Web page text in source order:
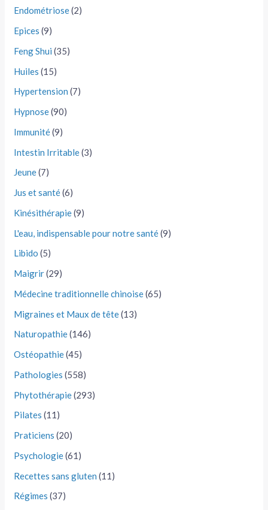
Endométriose(2)
Epices (9)
Feng Shui (35)
Huiles (15)
Hypertension (7)
Hypnose(90)
Immunité(9)
Intestin Irritable(3)
Jeune(7)
Jus et santé(6)
Kinésithérapie(9)
L'eau, indispensable pour notre santé(9)
Libido (5)
Maigrir(29)
Médecine traditionnelle chinoise(65)
Migraines et Maux de tête(13)
Naturopathie(146)
Ostéopathie(45)
Pathologies (558)
Phytothérapie(293)
Pilates (11)
Praticiens (20)
Psychologie(61)
Recettes sans gluten (11)
Régimes (37)